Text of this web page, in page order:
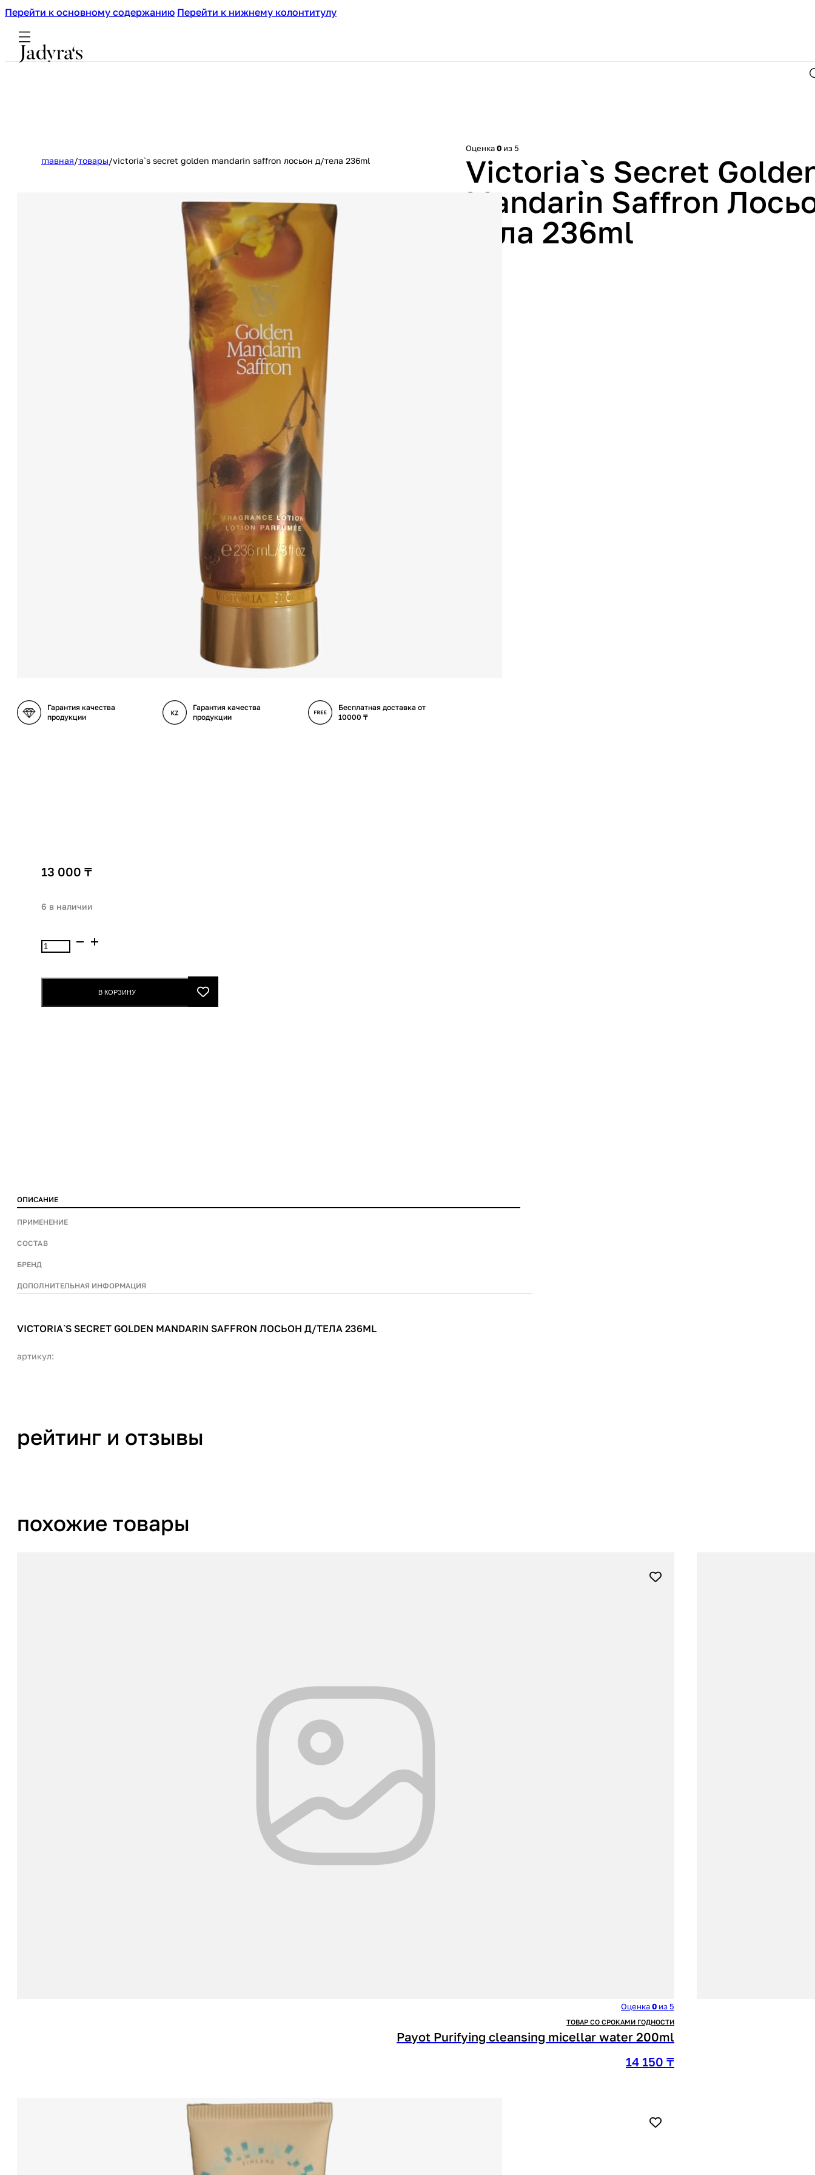
Перейти к основному содержанию Перейти к нижнему колонтитулу
главная/товары/victoria`s secret golden mandarin saffron лосьон д/тела 236ml
Оценка0 из 5
Victoria`s Secret
Mandarin Saffron
тела 236ml
Гарантия качества
продукции
Гарантия качества
продукции
Бесплатная доставка от
10000 ₸
13 000 ₸
6 в наличии
Количество
товара
В КОРЗИНУ
ОПИСАНИЕ
ПРИМЕНЕНИЕ
СОСТАВ
БРЕНД
ДОПОЛНИТЕЛЬНАЯ ИНФОРМАЦИЯ
VICTORIA`S SECRET GOLDEN MANDARIN SAFFRON ЛОСЬОН Д/ТЕЛА 236ML
артикул:
рейтинг и отзывы
похожие товары
Оценка0 из 5
ТОВАР СО СРОКАМИ ГОДНОСТИ
Payot Purifying cleansing micellar water 200ml
14 150 ₸